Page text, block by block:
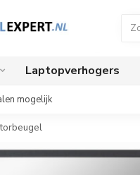
Laptopverhogers
mogelijk